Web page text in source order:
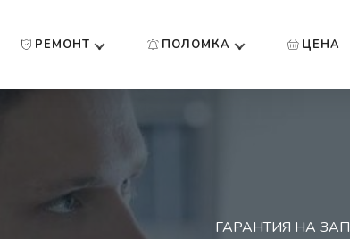
РЕМОНТ ПОЛОМКА ЦЕНА
ГАРАНТИЯ НА